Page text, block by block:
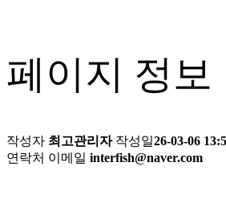
페이지 정보
작성자 최고관리자 작성일26-03-06
연락처 이메일 interfish@naver.com